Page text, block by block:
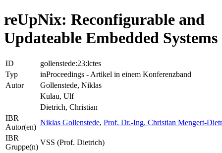
reUpNix: Reconfigurable and
Updateable Embedded Systems
ID
gollenstede:23:lctes
Typ
inProceedings - Artikel in einem Konferenzband
Autor
Gollenstede, Niklas
Kulau, Ulf
Dietrich, Christian
IBR
Autor(en)
Niklas Gollenstede, Prof. Dr.-Ing. Christian Mengert-
IBR
Gruppe(n)
VSS (Prof. Dietrich)